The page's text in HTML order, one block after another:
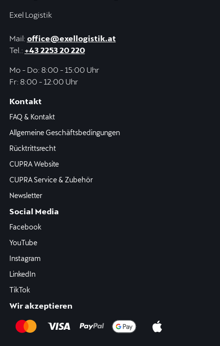
Exel Logistik
Mail: office@exellogistik.at
Tel.: +43 2253 20 220
Mo - Do: 8:00 - 15:00 Uhr
Fr: 8:00 - 12:00 Uhr
Kontakt
FAQ & Kontakt
Allgemeine Geschäftsbedingungen
Rücktrittsrecht
CUPRA Website
CUPRA Service & Zubehör
Newsletter
Social Media
Facebook
YouTube
Instagram
LinkedIn
TikTok
Wir akzeptieren